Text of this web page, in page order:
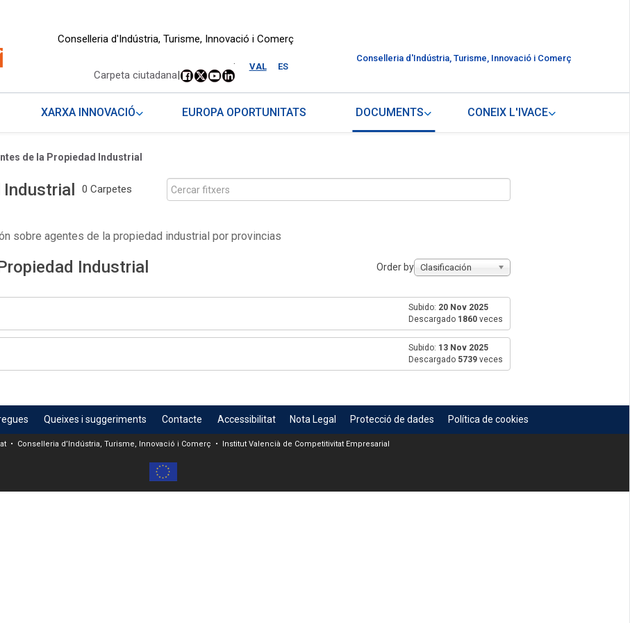
Conselleria d'Indústria, Turisme, Innovació i Comerç
VAL ES
.
Carpeta ciutadana|
Conselleria d'Indústria, Turisme, Innovació i Comerç
XARXA INNOVACIÓ EUROPA OPORTUNITATS DOCUMENTS CONEIX L'IVACE
de la Propiedad Industrial
Industrial 0 Carpetes
sobre agentes de la propiedad industrial por provincias
Industrial Order by Clasificación
Subido: 20 Nov 2025
Descargado 1860 veces
Subido: 13 Nov 2025
Descargado 5739 veces
Queixes i suggeriments Contacte Accessibilitat Nota Legal Protecció de dades Política de cookies
• Conselleria d’Indústria, Turisme, Innovació i Comerç • Institut Valencià de Competitivitat Empresarial